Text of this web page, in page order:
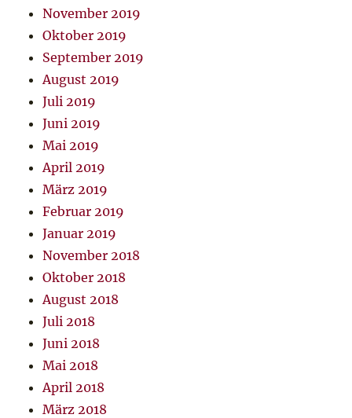
November 2019
Oktober 2019
September 2019
August 2019
Juli 2019
Juni 2019
Mai 2019
April 2019
März 2019
Februar 2019
Januar 2019
November 2018
Oktober 2018
August 2018
Juli 2018
Juni 2018
Mai 2018
April 2018
März 2018